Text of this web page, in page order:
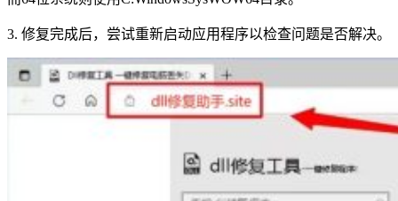
3. 修复完成后，尝试重新启动应用程序以检查问题是否解决。